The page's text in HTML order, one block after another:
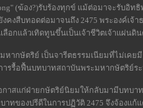
(ฆ้อง?)รับร้องทุกข์ แม้ต่อมาจะรับอิท
คงสืบทอดต่อมาจนถึง 2475 พระองค์เจ้า
ลือกแล้วเทิดทูนขึ้นเป็นเจ้าชีวิตเจ้าแผ่น
ากษัตริย์ เป็นจารีตธรรมเนียมที่ไม่เค
ารรื้อฟื้นบทบาทสถาบันพระมหากษัตริย์ร
าสแก่ฝ่ายกษัตริย์นิยมให้กลับมามีบทบา
ทของปรีดีในการปฏิวัติ 2475 จึงจ้องแก้